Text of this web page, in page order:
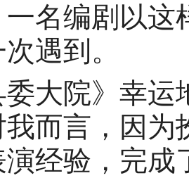
名编剧以
遇到。
院》幸运
而言，因为
经验，完成